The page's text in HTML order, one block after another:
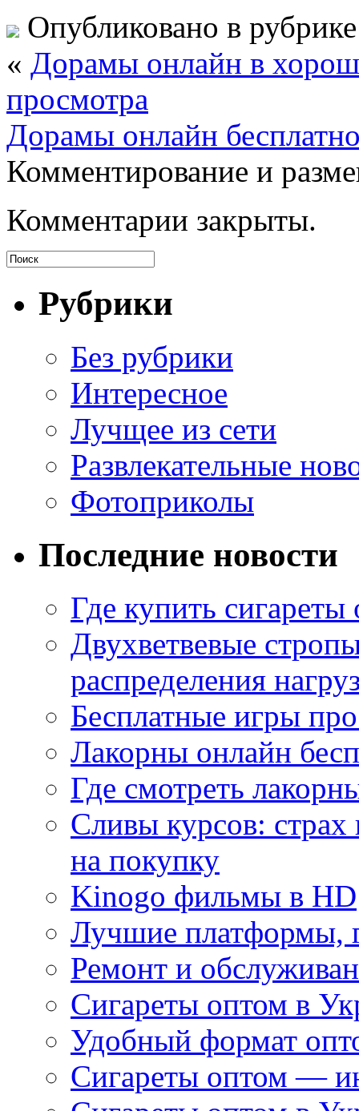
Опубликовано в
« Дорамы онлайн в
просмотра
Дорамы онлайн
Комментирование и
Комментарии закрыты.
Рубрики
Без рубрики
Интересное
Лучщее из сети
Развлекательные
Фотоприколы
Последние новости
Где купить
Двухветвевые
распределения
Бесплатные игры
Лакорны онлайн
Где смотреть
Сливы курсов:
на покупку
Kinogo фильмы в HD
Лучшие платформы,
Ремонт и
Сигареты оптом в
Удобный формат
Сигареты оптом —